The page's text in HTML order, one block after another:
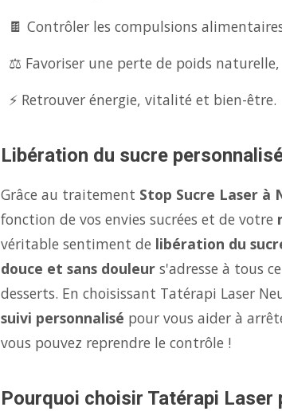
🍫 Contrôler les compulsions
⚖️ Favoriser une perte de poids naturelle,
⚡ Retrouver énergie, vitalité et bien-être.
Libération du sucre
Grâce au traitement Stop Sucre Laser à
fonction de vos envies sucrées et de votre
véritable sentiment de libération du
douce et sans douleur s'adresse à tous
desserts. En choisissant Tatérapi Laser
suivi personnalisé pour vous aider à
vous pouvez reprendre le contrôle !
Pourquoi choisir Tatérapi